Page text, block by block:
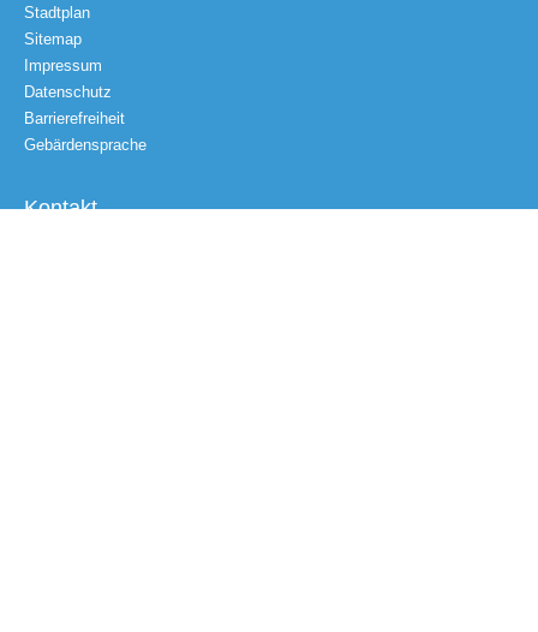
Stadtplan
Sitemap
Impressum
Datenschutz
Barrierefreiheit
Gebärdensprache
Kontakt